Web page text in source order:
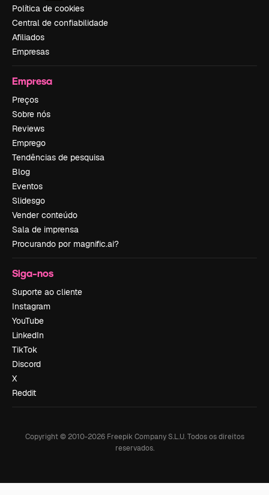
Política de cookies
Central de confiabilidade
Afiliados
Empresas
Empresa
Preços
Sobre nós
Reviews
Emprego
Tendências de pesquisa
Blog
Eventos
Slidesgo
Vender conteúdo
Sala de imprensa
Procurando por magnific.ai?
Siga-nos
Suporte ao cliente
Instagram
YouTube
LinkedIn
TikTok
Discord
X
Reddit
Copyright © 2010-2026Freepik Company S.L.U. Todos os direitos
reservados.